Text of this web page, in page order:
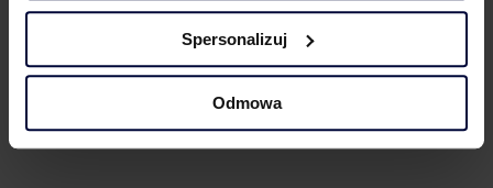
Spersonalizuj
Odmowa
Barbara Lenarcik
Partner | Rozwój biznesu, marketing i komunikacja